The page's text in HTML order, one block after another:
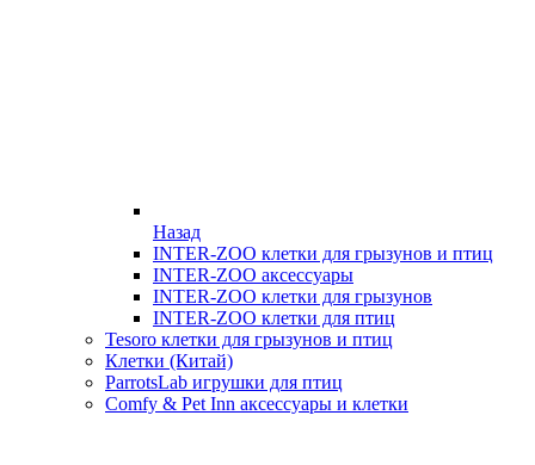
Назад
INTER-ZOO клетки для грызунов и птиц
INTER-ZOO аксессуары
INTER-ZOO клетки для грызунов
INTER-ZOO клетки для птиц
Tesoro клетки для грызунов и птиц
Клетки (Китай)
ParrotsLab игрушки для птиц
Comfy & Pet Inn аксессуары и клетки